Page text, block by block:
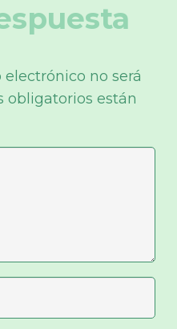
no será
obligatorios están